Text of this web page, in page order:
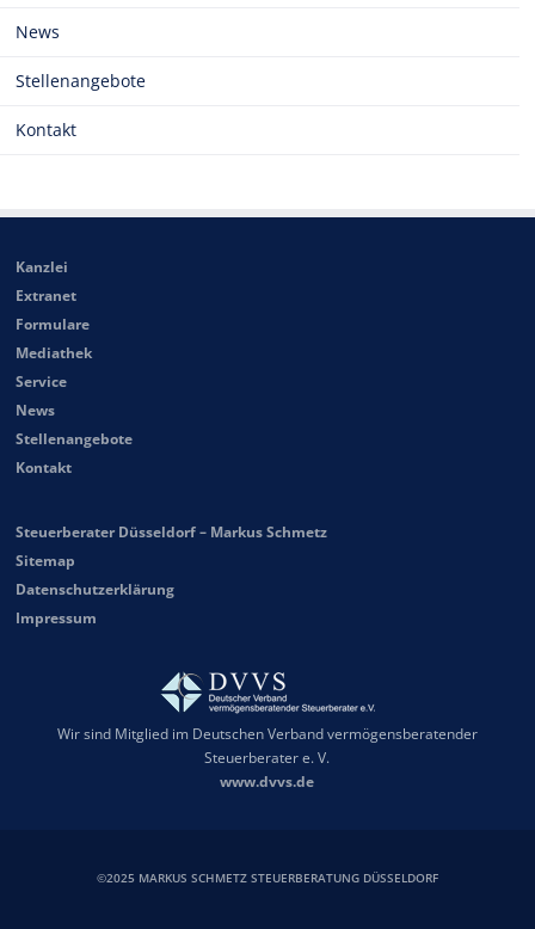
News
Stellenangebote
Kontakt
Kanzlei
Extranet
Formulare
Mediathek
Service
News
Stellenangebote
Kontakt
Steuerberater Düsseldorf – Markus Schmetz
Sitemap
Datenschutzerklärung
Impressum
Wir sind Mitglied im Deutschen Verband vermögensberatender
Steuerberater e. V.
www.dvvs.de
©2025 MARKUS SCHMETZ STEUERBERATUNG DÜSSELDORF